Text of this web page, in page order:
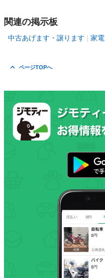
関連の掲示板
中古あげます・譲ります 家電
ページTOPへ